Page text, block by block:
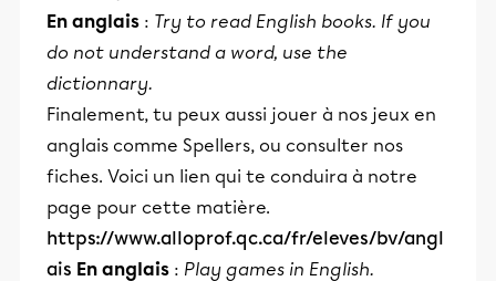
En anglais : Try to read English books. If you
do not understand a word, use the
dictionnary.
Finalement, tu peux aussi jouer à nos jeux en
anglais comme Spellers, ou consulter nos
fiches. Voici un lien qui te conduira à notre
page pour cette matière.
https://www.alloprof.qc.ca/fr/eleves/bv/angl
ais En anglais : Play games in English.